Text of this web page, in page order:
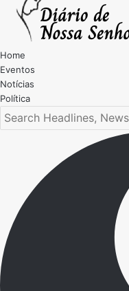
Home
Eventos
Notícias
Política